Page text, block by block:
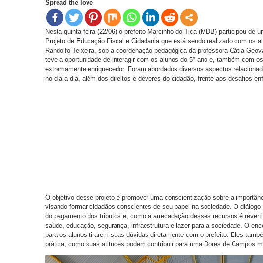
Spread the love
Nesta quinta-feira (22/06) o prefeito Marcinho do Tica (MDB) participou de
Projeto de Educação Fiscal e Cidadania que está sendo realizado com os
Randolfo Teixeira, sob a coordenação pedagógica da professora Cátia
teve a oportunidade de interagir com os alunos do 5º ano e, também com
extremamente enriquecedor. Foram abordados diversos aspectos
no dia-a-dia, além dos direitos e deveres do cidadão, frente aos desafios
O objetivo desse projeto é promover uma conscientização sobre a
visando formar cidadãos conscientes de seu papel na sociedade. O
do pagamento dos tributos e, como a arrecadação desses recursos é
saúde, educação, segurança, infraestrutura e lazer para a sociedade. O
para os alunos tirarem suas dúvidas diretamente com o prefeito. Eles
prática, como suas atitudes podem contribuir para uma Dores de Campos